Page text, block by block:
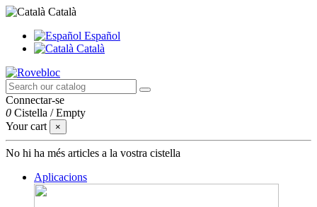
Català
Español
Català
Connectar-se
0 Cistella /Empty
Your cart
×
No hi ha més articles a la vostra cistella
Aplicacions